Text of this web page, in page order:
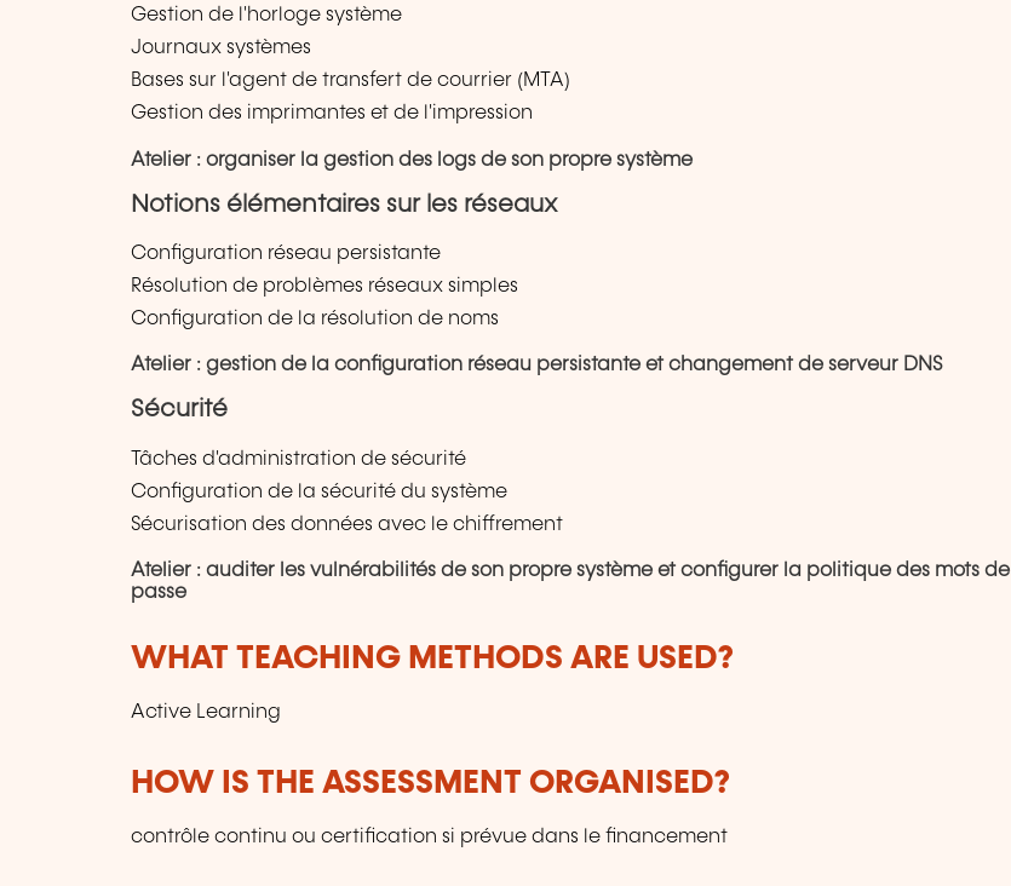
Gestion de l'horloge système
Journaux systèmes
Bases sur l'agent de transfert de courrier (MTA)
Gestion des imprimantes et de l'impression
Atelier : organiser la gestion des logs de son propre système
Notions élémentaires sur les réseaux
Configuration réseau persistante
Résolution de problèmes réseaux simples
Configuration de la résolution de noms
Atelier : gestion de la configuration réseau persistante et changement de serveur DNS
Sécurité
Tâches d'administration de sécurité
Configuration de la sécurité du système
Sécurisation des données avec le chiffrement
Atelier : auditer les vulnérabilités de son propre système et configurer la politique des mots de
passe
WHAT TEACHING METHODS ARE USED?
Active Learning
HOW IS THE ASSESSMENT ORGANISED?
contrôle continu ou certification si prévue dans le financement